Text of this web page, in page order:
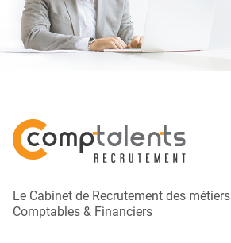
Le Cabinet de Recrutement des métiers
Comptables & Financiers